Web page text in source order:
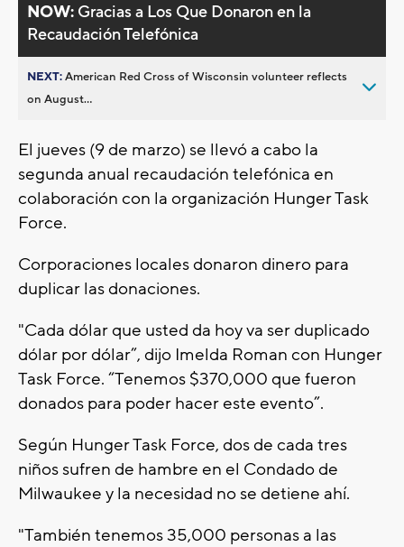
NOW: Gracias a Los Que Donaron en la
Recaudación Telefónica
NEXT:American Red Cross of Wisconsin volunteer reflects
on August...
El jueves (9 de marzo) se llevó a cabo la
segunda anual recaudación telefónica en
colaboración con la organización Hunger Task
Force.
Corporaciones locales donaron dinero para
duplicar las donaciones.
"Cada dólar que usted da hoy va ser duplicado
dólar por dólar”, dijo Imelda Roman con Hunger
Task Force. “Tenemos $370,000 que fueron
donados para poder hacer este evento”.
Según Hunger Task Force, dos de cada tres
niños sufren de hambre en el Condado de
Milwaukee y la necesidad no se detiene ahí.
"También tenemos 35,000 personas a las